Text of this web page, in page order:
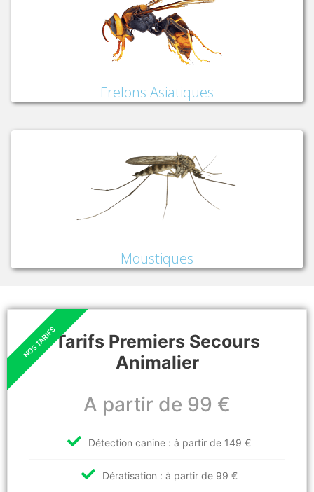
Frelons Asiatiques
Moustiques
Tarifs Premiers Secours
Animalier
A partir de 99 €
Détection canine : à partir de 149 €
Dératisation : à partir de 99 €